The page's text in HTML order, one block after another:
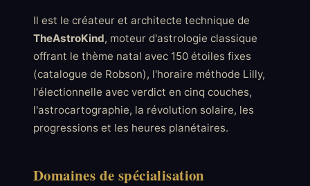
Il est le créateur et architecte technique de
TheAstroKind, moteur d'astrologie classique
offrant le thème natal avec 150 étoiles fixes
(catalogue de Robson), l'horaire méthode Lilly,
l'électionnelle avec verdict en cinq couches,
l'astrocartographie, la révolution solaire, les
progressions et les heures planétaires.
Domaines de spécialisation